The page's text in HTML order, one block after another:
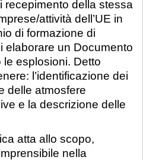
recepimento della stessa
attività dell’UE in
di formazione di
elaborare un Documento
esplosioni. Detto
l’identificazione dei
delle atmosfere
e la descrizione delle
atta allo scopo,
nella